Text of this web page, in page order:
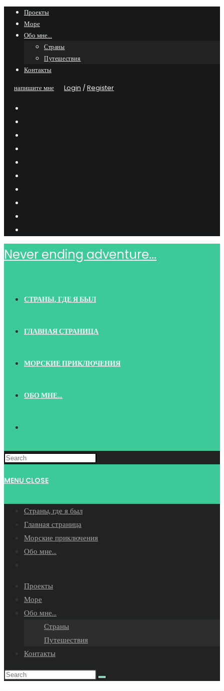
Skip
content
Проекты
Море
Обо мне…
Страны
Путешествия
Контакты
напишите мне
Login /Register
Never ending adventure...
СТРАНЫ, ГДЕ Я БЫЛ
ГЛАВНАЯ СТРАНИЦА
МОРСКИЕ ПРИКЛЮЧЕНИЯ
ОБО МНЕ…
WEBSITE
MENU CLOSE
Страны, где я был
Главная страница
Морские приключения
Обо мне…
search
Проекты
Море
Обо мне…
Страны
Путешествия
Контакты